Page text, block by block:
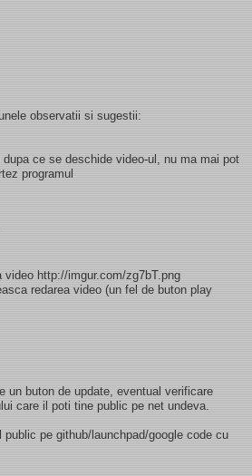
observatii si sugestii:
ce se deschide video-ul, nu ma mai pot
programul
video http://imgur.com/zg7bT.png
redarea video (un fel de buton play
un buton de update, eventual verificare
care il poti tine public pe net undeva.
pe github/launchpad/google code cu